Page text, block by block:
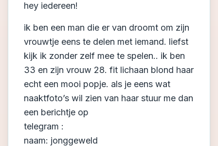
hey iedereen!
ik ben een man die er van droomt om zijn
vrouwtje eens te delen met iemand. liefst
kijk ik zonder zelf mee te spelen.. ik ben
33 en zijn vrouw 28. fit lichaan blond haar
echt een mooi popje. als je eens wat
naaktfoto’s wil zien van haar stuur me dan
een berichtje op
telegram :
naam: jonggeweld